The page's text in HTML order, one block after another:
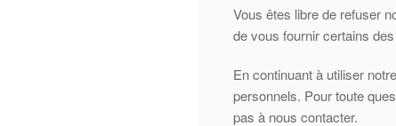
Vous êtes libre de refuser
de vous fournir certains
En continuant à utiliser
personnels. Pour toute
pas à nous contacter.